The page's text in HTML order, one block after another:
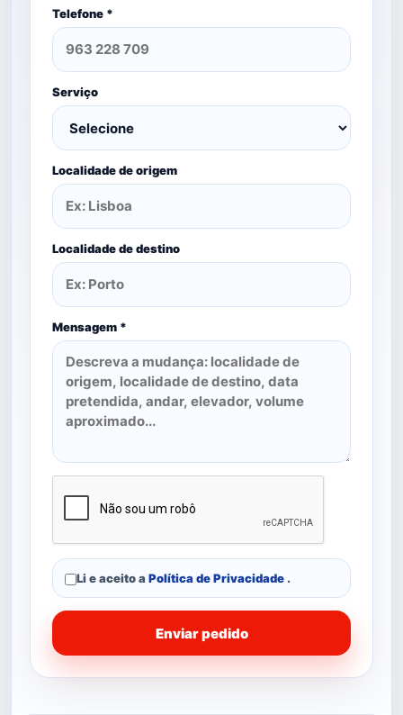
Telefone *
Serviço
Localidade de origem
Localidade de destino
Mensagem *
Li e aceito a Política de Privacidade .
Enviar pedido